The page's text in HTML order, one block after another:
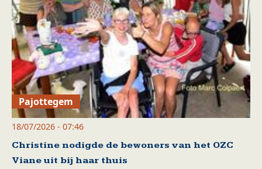
Pajottegem
18/07/2026 - 07:46
Christine nodigde de bewoners van het OZC
Viane uit bij haar thuis